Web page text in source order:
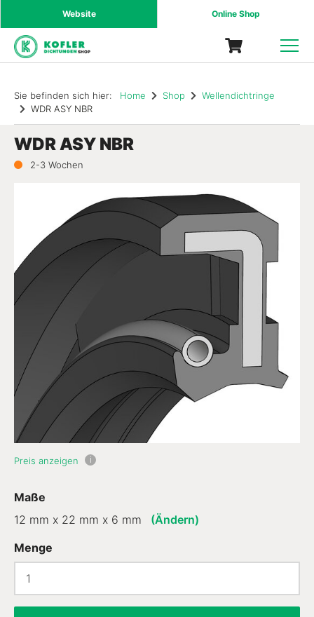
Website Online Shop
SHOP
Sie befinden sich hier: Home Shop
Wellendichtringe
WDR ASY NBR
WDR ASY NBR
2-3 Wochen
Preis anzeigen i
Maße
12 mm x 22 mm x 6 mm
(Ändern)
Menge